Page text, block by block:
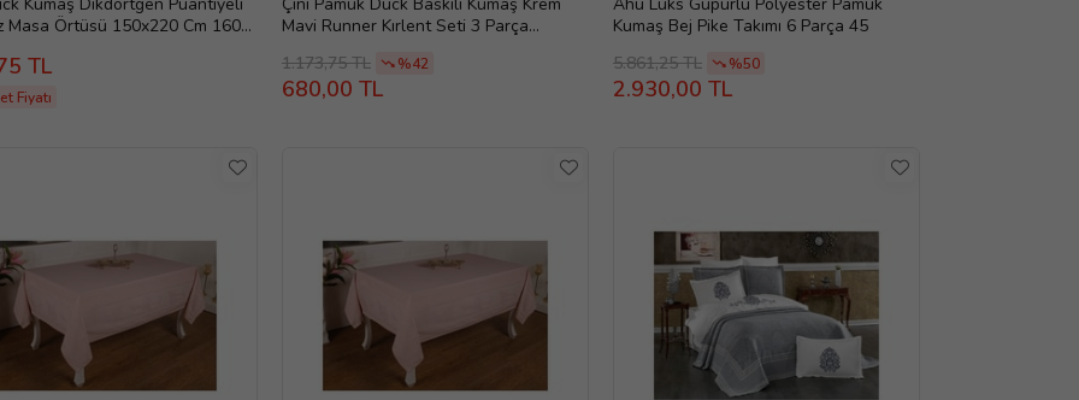
Kumaş Dikdörtgen Puantiyeli
Masa Örtüsü 150x220 Cm 1608
TL
Fiyatı
Çini Pamuk Duck Baskılı Kumaş Krem
Mavi Runner Kırlent Seti 3 Parça
1.173,75 TL %42
680,00 TL
Ahu Lüks Güpürlü Polyester Pamuk
Kumaş Bej Pike Takımı 6 Parça 45
5.861,25 TL
%50
2.930,00 TL